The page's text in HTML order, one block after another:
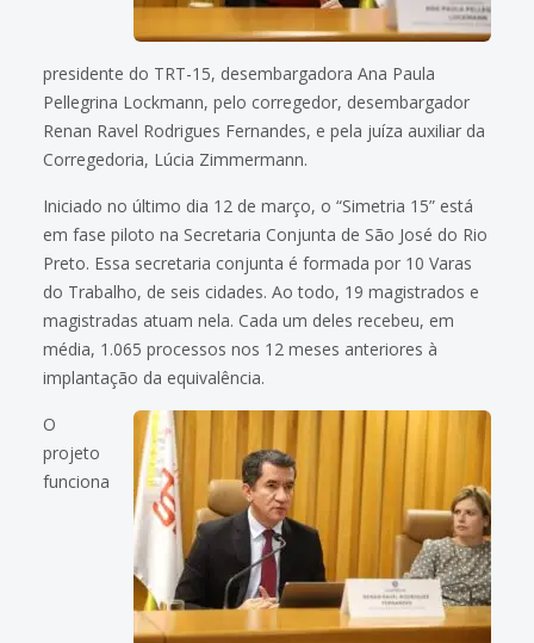
presidente do TRT-15, desembargadora Ana Paula
Pellegrina Lockmann, pelo corregedor, desembargador
Renan Ravel Rodrigues Fernandes, e pela juíza auxiliar da
Corregedoria, Lúcia Zimmermann.
Iniciado no último dia 12 de março, o “Simetria 15” está
em fase piloto na Secretaria Conjunta de São José do Rio
Preto. Essa secretaria conjunta é formada por 10 Varas
do Trabalho, de seis cidades. Ao todo, 19 magistrados e
magistradas atuam nela. Cada um deles recebeu, em
média, 1.065 processos nos 12 meses anteriores à
implantação da equivalência.
O
projeto
funciona